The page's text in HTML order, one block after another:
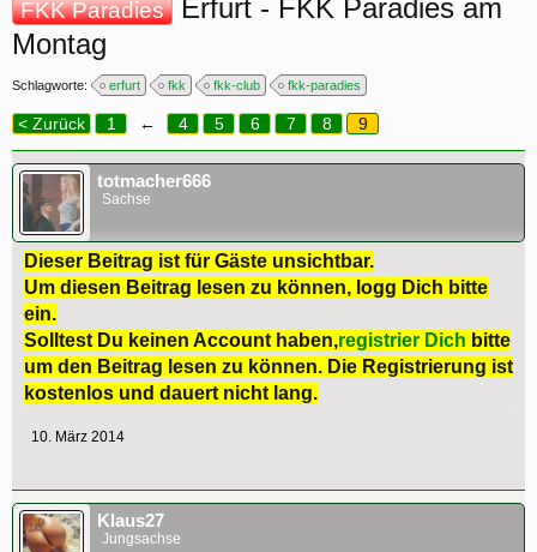
FKK Paradies
Erfurt - FKK Paradies am
Montag
Schlagworte: erfurt fkk fkk-club fkk-paradies
< Zurück 1 ← 4 5 6 7 8 9
totmacher666
Sachse
Dieser Beitrag ist für Gäste unsichtbar.
Um diesen Beitrag lesen zu können, logg Dich bitte
ein.
Solltest Du keinen Account haben,registrier Dich bitte
um den Beitrag lesen zu können. Die Registrierung ist
kostenlos und dauert nicht lang.
10. März 2014
Klaus27
Jungsachse